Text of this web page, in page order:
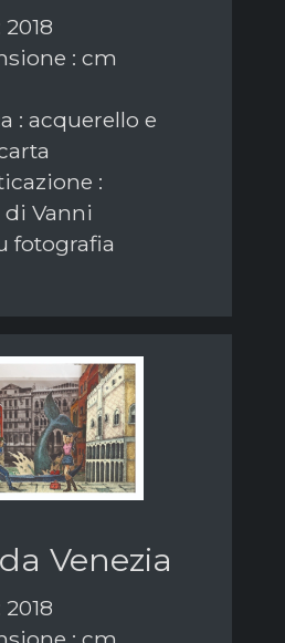
: cm
: acquerello e
:
Vanni
fotografia
Venezia